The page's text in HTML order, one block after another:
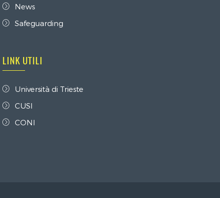
News
Safeguarding
LINK UTILI
Università di Trieste
CUSI
CONI